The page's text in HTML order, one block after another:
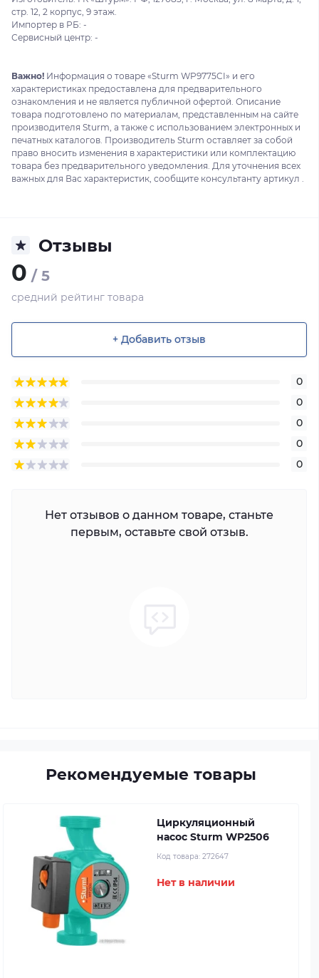
стр. 12, 2 корпус, 9 этаж.
Импортер в РБ: -
Сервисный центр: -
Важно! Информация о товаре «Sturm WP9775CI» и его
характеристиках предоставлена для предварительного
ознакомления и не является публичной офертой. Описание
товара подготовлено по материалам, представленным на сайте
производителя Sturm, а также с использованием электронных и
печатных каталогов. Производитель Sturm оставляет за собой
право вносить изменения в характеристики или комплектацию
товара без предварительного уведомления. Для уточнения всех
важных для Вас характеристик, сообщите консультанту артикул .
Отзывы
0 / 5
средний рейтинг товара
+ Добавить отзыв
0
0
0
0
0
Нет отзывов о данном товаре, станьте
первым, оставьте свой отзыв.
Рекомендуемые товары
Циркуляционный
насос Sturm WP2506
Код товара: 272647
Нет в наличии